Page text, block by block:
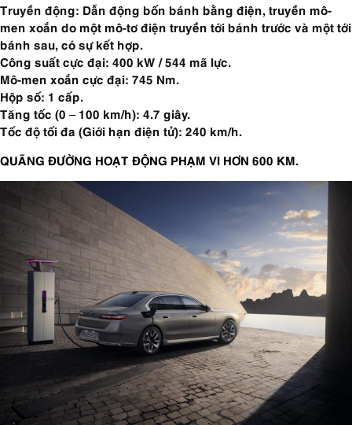
Truyền động: Dẫn động bốn bánh bằng điện, truyền mô-
men xoắn do một mô-tơ điện truyền tới bánh trước và một tới
bánh sau, có sự kết hợp.
Công suất cực đại: 400 kW / 544 mã lực.
Mô-men xoắn cực đại: 745 Nm.
Hộp số: 1 cấp.
Tăng tốc (0 – 100 km/h): 4.7 giây.
Tốc độ tối đa (Giới hạn điện tử): 240 km/h.
QUÃNG ĐƯỜNG HOẠT ĐỘNG PHẠM VI HƠN 600 KM.